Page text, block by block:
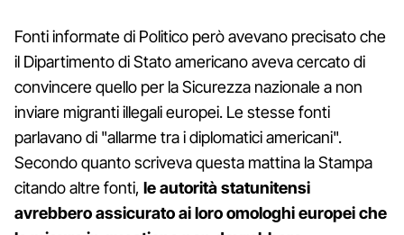
Fonti informate di Politico però avevano precisato che
il Dipartimento di Stato americano aveva cercato di
convincere quello per la Sicurezza nazionale a non
inviare migranti illegali europei. Le stesse fonti
parlavano di "allarme tra i diplomatici americani".
Secondo quanto scriveva questa mattina la Stampa
citando altre fonti, le autorità statunitensi
avrebbero assicurato ai loro omologhi europei che